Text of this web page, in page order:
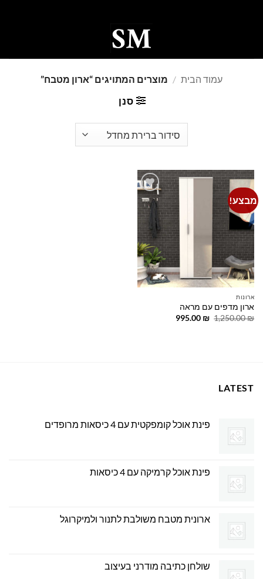
עמוד הבית / מוצרים המתויגים “ארון מטבח”
סנן
מבצע!
Add to
wishlist
ארונות
ארון מדפים עם מראה
1,250.00₪
המחיר
995.00 ₪
המחיר
LATEST
פינת אוכל קומפקטית עם 4 כיסאות מרופדים
פינת אוכל קרמיקה עם 4 כיסאות
ארונית מטבח משולבת לתנור ולמיקרוגל
שולחן כתיבה מודרני בעיצוב